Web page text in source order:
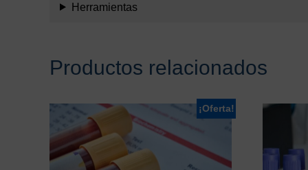
Herramientas
Productos relacionados
¡Oferta!